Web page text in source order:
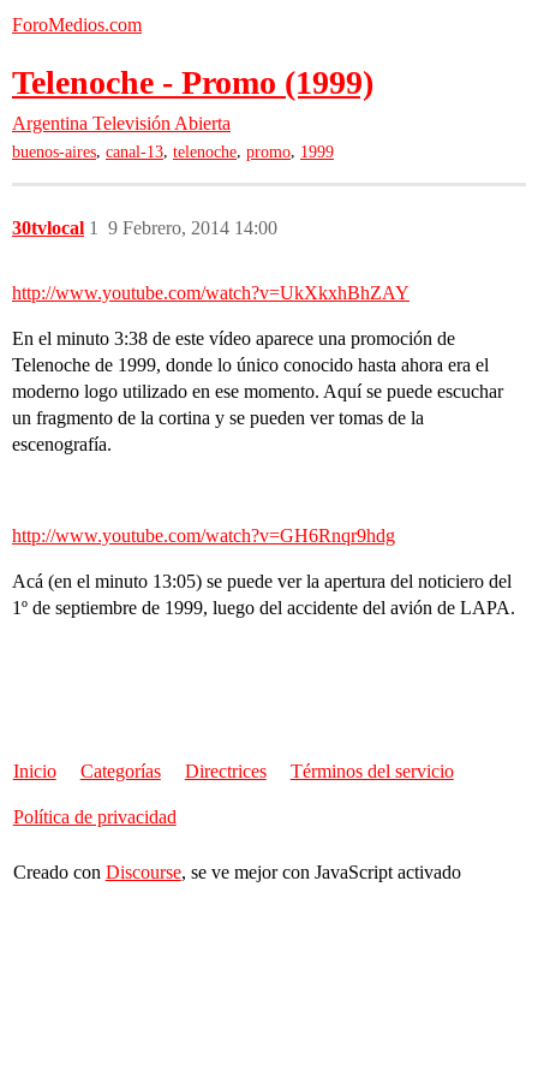
ForoMedios.com
Telenoche - Promo (1999)
Argentina Televisión Abierta
buenos-aires, canal-13, telenoche, promo, 1999
30tvlocal 9 Febrero, 2014 14:00
1
http://www.youtube.com/watch?v=UkXkxhBhZAY
En el minuto 3:38 de este vídeo aparece una promoción de
Telenoche de 1999, donde lo único conocido hasta ahora era el
moderno logo utilizado en ese momento. Aquí se puede escuchar
un fragmento de la cortina y se pueden ver tomas de la
escenografía.
http://www.youtube.com/watch?v=GH6Rnqr9hdg
Acá (en el minuto 13:05) se puede ver la apertura del noticiero del
1º de septiembre de 1999, luego del accidente del avión de LAPA.
Inicio Categorías Directrices Términos del servicio
Política de privacidad
Creado con Discourse, se ve mejor con JavaScript activado